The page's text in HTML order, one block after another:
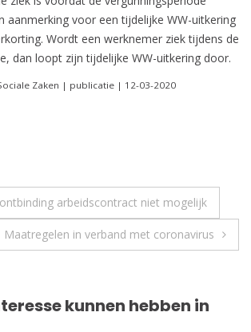
aanmerking voor een tijdelijke WW-uitkering
Wordt een werknemer ziek tijdens de
dan loopt zijn tijdelijke WW-uitkering door.
Zaken | publicatie | 12-03-2020
arbeidscontract niet mogelijk
Maatregelen in verband met coronavirus
kunnen hebben in